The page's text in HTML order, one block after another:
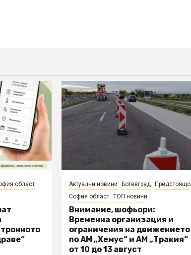
област
Актуални новини Ботевград
Предстоящо
София област ТОП новини
Внимание, шофьори:
Временна организация и
ограничения на движението
по АМ „Хемус“ и АМ „Тракия“
от 10 до 13 август